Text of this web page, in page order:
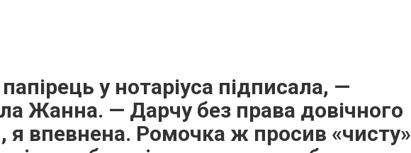
у нотаріуса підписала, —
Жанна. — Дарчу без права довічного
я впевнена. Ромочка ж просив «чисту»